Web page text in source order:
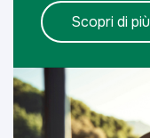
Scopri di più